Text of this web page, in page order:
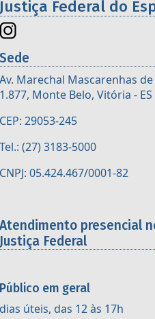
Justiça Federal do
Sede
Av. Marechal Mascarenhas
1.877, Monte Belo, Vitória - ES
CEP: 29053-245
Tel.: (27) 3183-5000
CNPJ: 05.424.467/0001-82
Atendimento presencial
Justiça Federal
Público em geral
dias úteis, das 12 às 17h